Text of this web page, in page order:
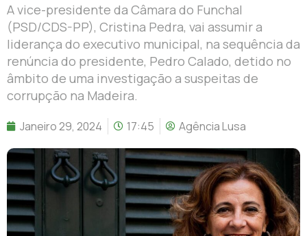
A vice-presidente da Câmara do Funchal
(PSD/CDS-PP), Cristina Pedra, vai assumir a
liderança do executivo municipal, na sequência da
renúncia do presidente, Pedro Calado, detido no
âmbito de uma investigação a suspeitas de
corrupção na Madeira.
Janeiro 29, 2024 17:45 Agência Lusa